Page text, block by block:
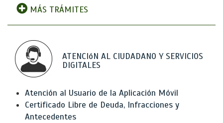
MÁS TRÁMITES
ATENCIóN AL CIUDADANO Y SERVICIOS
DIGITALES
Atención al Usuario de la Aplicación Móvil
Certificado Libre de Deuda, Infracciones y
Antecedentes